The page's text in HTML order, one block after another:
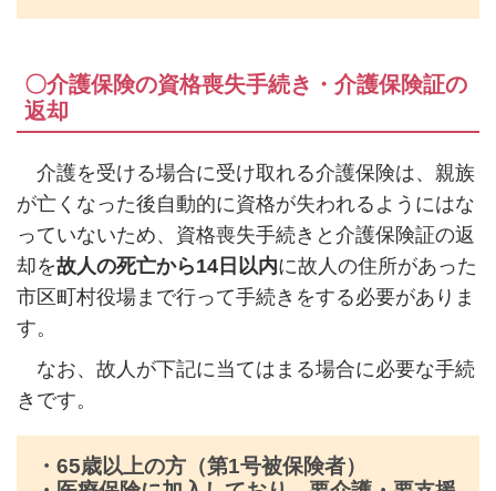
〇介護保険の資格喪失手続き・介護保険証の
返却
介護を受ける場合に受け取れる介護保険は、親族
が亡くなった後自動的に資格が失われるようにはな
っていないため、資格喪失手続きと介護保険証の返
却を故人の死亡から14日以内に故人の住所があった
市区町村役場まで行って手続きをする必要がありま
す。
なお、故人が下記に当てはまる場合に必要な手続
きです。
・ 65歳以上の方（第1号被保険者）